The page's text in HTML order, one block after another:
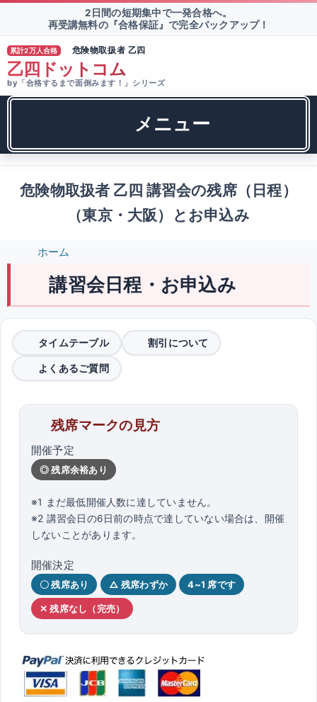
2日間の短期集中で一発合格へ。
再受講無料の『合格保証』で完全バックアップ！
累計2万人合格 危険物取扱者 乙四
乙四ドットコム
by「合格するまで面倒みます！」シリーズ
メニュー
危険物取扱者 乙四 講習会の残席（日程）
（東京・大阪）とお申込み
ホーム
講習会日程・お申込み
タイムテーブル 割引について
よくあるご質問
残席マークの見方
開催予定
◎ 残席余裕あり
※1 まだ最低開催人数に達していません。
※2 講習会日の6日前の時点で達していない場合は、開催
しないことがあります。
開催決定
〇 残席あり △ 残席わずか 4~1 席です
✕ 残席なし（完売）